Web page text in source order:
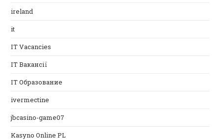
ireland
it
IT Vacancies
IT Вакансії
IT Образование
ivermectine
jbcasino-game07
Kasyno Online PL